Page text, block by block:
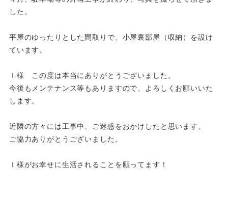
した。
平屋のゆったりとした間取りで、小屋裏部屋（収納）を設け
ています。
Ｉ様 この度は本当にありがとうございました。
今後もメンテナンス等もありますので、よろしくお願いいた
します。
近隣の方々には工事中、ご迷惑をおかけしたと思います。
ご協力ありがとうございました。
Ｉ様がお幸せに生活されることを願ってます！